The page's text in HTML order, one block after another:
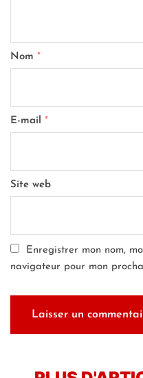
Nom *
E-mail *
Site web
Enregistrer mon nom,
navigateur pour mon